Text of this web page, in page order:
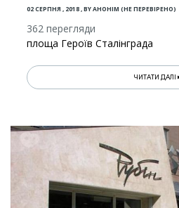
02 СЕРПНЯ , 2018,BYАНОНІМ (НЕ ПЕРЕВІРЕНО)
362 перегляди
площа Героїв Сталінграда
ЧИТАТИ ДАЛІ